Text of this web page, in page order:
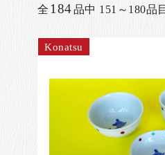
全 184品中 151～180品
Konatsu